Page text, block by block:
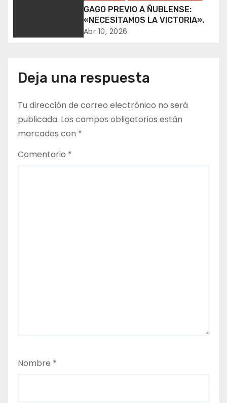
n
t
r
a
GAGO PREVIO A ÑUBLENSE:
«NECESITAMOS LA VICTORIA».
Abr 10, 2026
Deja una respuesta
Tu dirección de correo electrónico no será
publicada. Los campos obligatorios están
marcados con *
Comentario *
Nombre *